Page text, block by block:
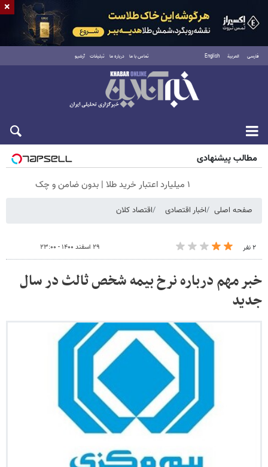
فارسی العربية English تماس با ما درباره ما تبلیغات آرشیو
شنبه ۱۷ مرداد ۱۴۰۵
مطالب پیشنهادی
۱ میلیارد اعتبار خرید طلا | بدون ضامن و چک
صفحه اصلی اخبار اقتصادی اقتصاد کلان
۲ نفر ۲۹ اسفند ۱۴۰۰ - ۲۳:۰۰
خبر مهم درباره نرخ بیمه شخص ثالث در سال
جدید
×